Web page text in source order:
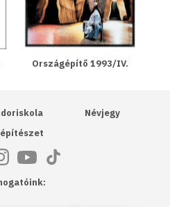
Országépítő 1993/IV.
építészet
Névjegy